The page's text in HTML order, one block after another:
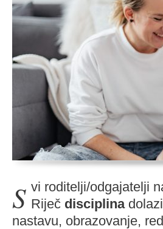
Svi roditelji/odgajatelji nastoje na neki način disciplinirati dijete. Riječ disciplina
nastavu, obrazovanje,